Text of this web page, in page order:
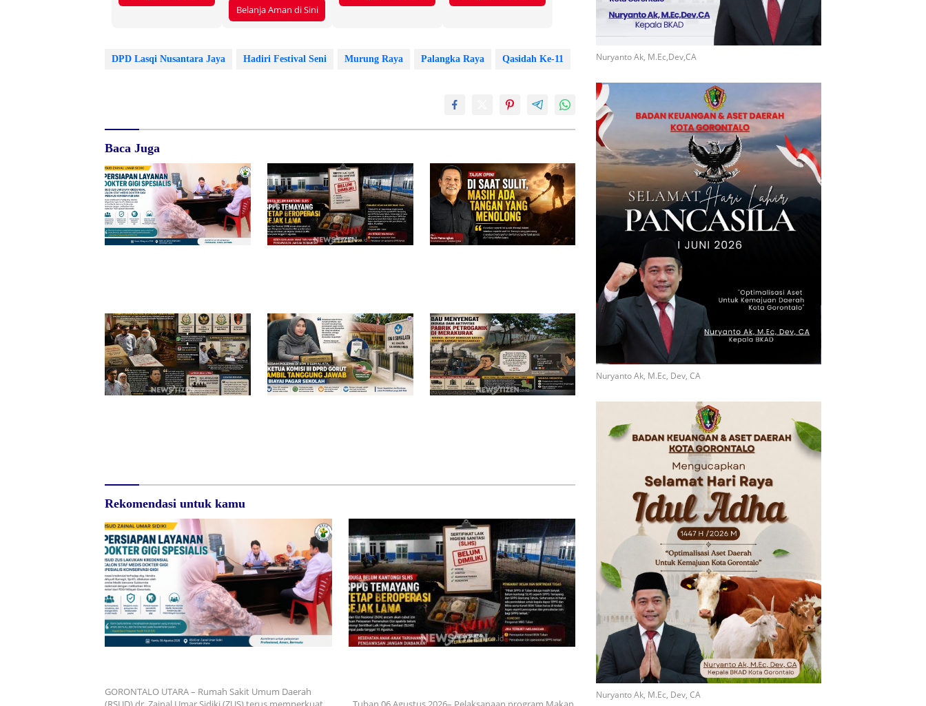
Belanja Aman di Sini
DPD Lasqi Nusantara Jaya Hadiri Festival Seni Murung Raya Palangka Raya Qasidah Ke-11
Baca Juga
Rekomendasi untuk kamu
GORONTALO UTARA – Rumah Sakit Umum Daerah
Nuryanto Ak, M.Ec,Dev,CA
Nuryanto Ak, M.Ec, Dev, CA
Nuryanto Ak, M.Ec, Dev, CA